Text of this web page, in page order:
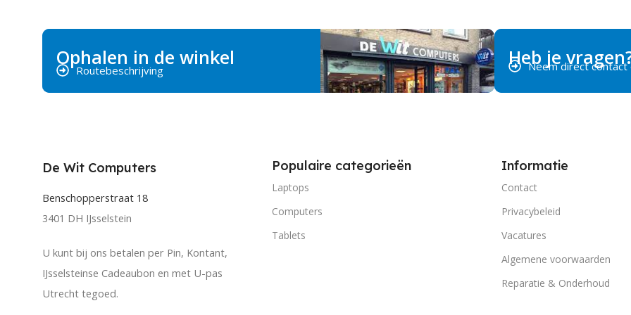
Ophalen in de winkel
Routebeschrijving
Heb je
Neem direct contact
De Wit Computers
Benschopperstraat 18
3401 DH IJsselstein
U kunt bij ons betalen per Pin, Kontant,
IJsselsteinse Cadeaubon en met U-pas
Utrecht tegoed.
Populaire categorieën
Laptops
Computers
Tablets
Informatie
Contact
Privacybeleid
Vacatures
Algemene voorwaarden
Reparatie & Onderhoud